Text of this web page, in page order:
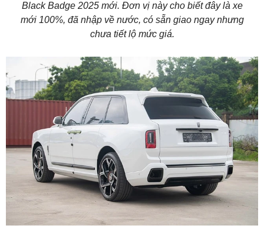
Black Badge 2025 mới. Đơn vị này cho biết đây là xe
mới 100%, đã nhập về nước, có sẵn giao ngay nhưng
chưa tiết lộ mức giá.